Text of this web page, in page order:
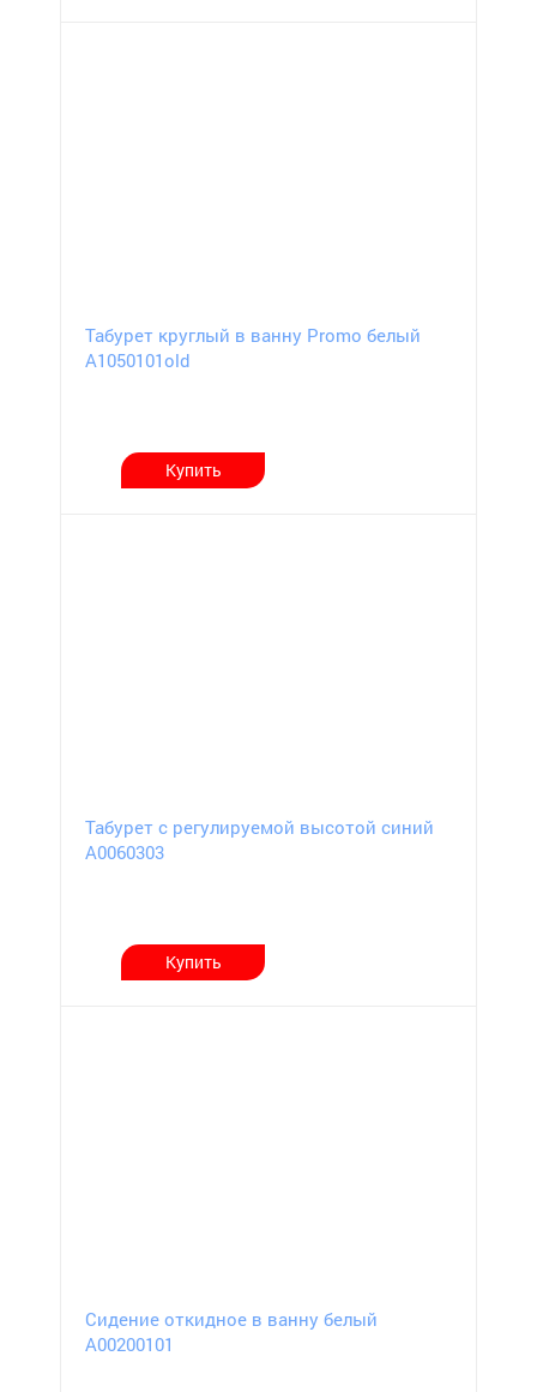
Табурет круглый в ванну Promo белый
А1050101old
Купить
Табурет с регулируемой высотой синий
А0060303
Купить
Сидение откидное в ванну белый
А00200101